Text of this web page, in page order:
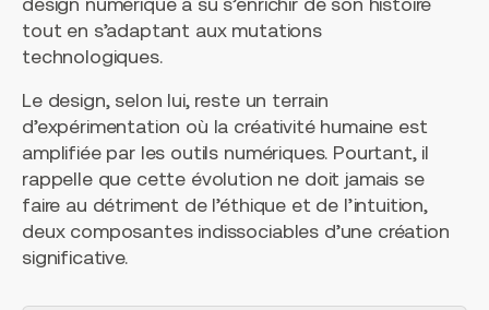
tout en s’adaptant aux mutations
technologiques.
Le design, selon lui, reste un terrain
d’expérimentation où la créativité humaine est
amplifiée par les outils numériques. Pourtant, il
rappelle que cette évolution ne doit jamais se
faire au détriment de l’éthique et de l’intuition,
deux composantes indissociables d’une création
significative.